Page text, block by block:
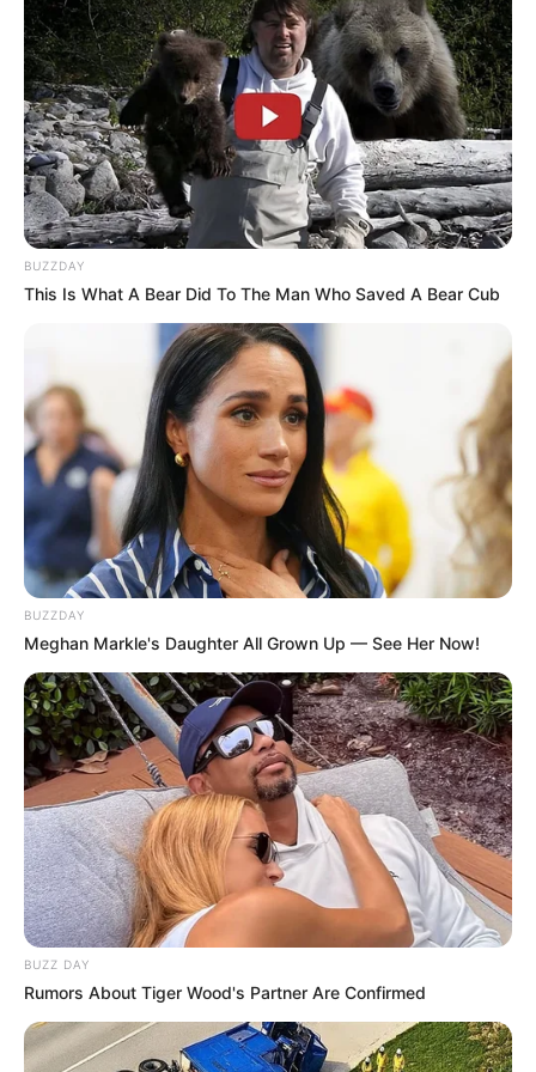
-ad9
O jornalismo do JASB.com.br precisa de você para continuar
marcando ponto na vida das pessoas.
notícias em suas redes sociais!
BUZZDAY
This Is What A Bear Did To The Man Who Saved A Bear Cub
BUZZDAY
Meghan Markle's Daughter All Grown Up — See Her Now!
BUZZ DAY
Rumors About Tiger Wood's Partner Are Confirmed